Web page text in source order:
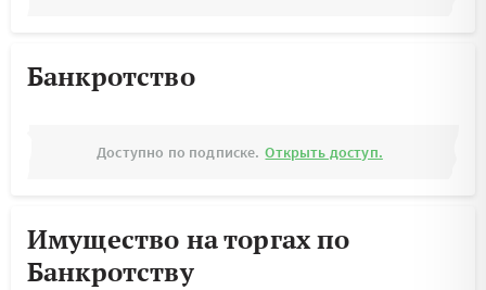
Банкротство
Доступно по подписке. Открыть доступ.
Имущество на торгах по
Банкротству